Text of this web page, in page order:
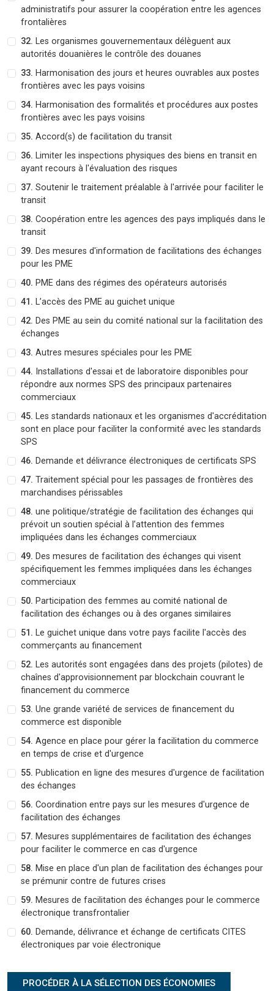
administratifs pour assurer la coopération entre les agences
frontalières
32. Les organismes gouvernementaux délèguent aux
autorités douanières le contrôle des douanes
33. Harmonisation des jours et heures ouvrables aux postes
frontières avec les pays voisins
34. Harmonisation des formalités et procédures aux postes
frontières avec les pays voisins
35. Accord(s) de facilitation du transit
36. Limiter les inspections physiques des biens en transit en
ayant recours à l'évaluation des risques
37. Soutenir le traitement préalable à l'arrivée pour faciliter le
transit
38. Coopération entre les agences des pays impliqués dans le
transit
39. Des mesures d'information de facilitations des échanges
pour les PME
40. PME dans des régimes des opérateurs autorisés
41. L’accès des PME au guichet unique
42. Des PME au sein du comité national sur la facilitation des
échanges
43. Autres mesures spéciales pour les PME
44. Installations d'essai et de laboratoire disponibles pour
répondre aux normes SPS des principaux partenaires
commerciaux
45. Les standards nationaux et les organismes d'accréditation
sont en place pour faciliter la conformité avec les standards
SPS
46. Demande et délivrance électroniques de certificats SPS
47. Traitement spécial pour les passages de frontières des
marchandises périssables
48. une politique/stratégie de facilitation des échanges qui
prévoit un soutien spécial à l’attention des femmes
impliquées dans les échanges commerciaux
49. Des mesures de facilitation des échanges qui visent
spécifiquement les femmes impliquées dans les échanges
commerciaux
50. Participation des femmes au comité national de
facilitation des échanges ou à des organes similaires
51. Le guichet unique dans votre pays facilite l'accès des
commerçants au financement
52. Les autorités sont engagées dans des projets (pilotes) de
chaînes d'approvisionnement par blockchain couvrant le
financement du commerce
53. Une grande variété de services de financement du
commerce est disponible
54. Agence en place pour gérer la facilitation du commerce
en temps de crise et d'urgence
55. Publication en ligne des mesures d'urgence de facilitation
des échanges
56. Coordination entre pays sur les mesures d'urgence de
facilitation des échanges
57. Mesures supplémentaires de facilitation des échanges
pour faciliter le commerce en cas d'urgence
58. Mise en place d'un plan de facilitation des échanges pour
se prémunir contre de futures crises
59. Mesures de facilitation des échanges pour le commerce
électronique transfrontalier
60. Demande, délivrance et échange de certificats CITES
électroniques par voie électronique